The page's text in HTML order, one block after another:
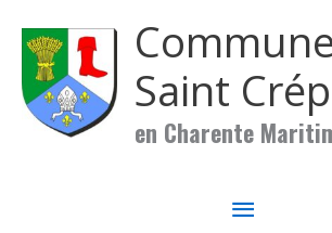
Saint
en Charente
MENU